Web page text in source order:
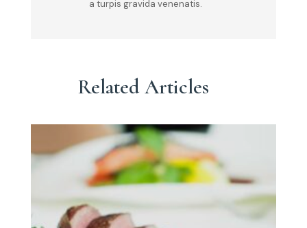
a turpis gravida venenatis.
Related Articles